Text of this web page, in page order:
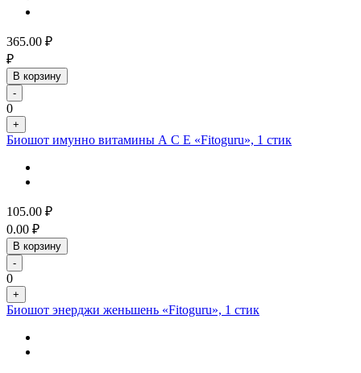
365.00 ₽
₽
В корзину
-
0
+
Биошот имунно витамины А С Е «Fitoguru», 1 стик
105.00 ₽
0.00 ₽
В корзину
-
0
+
Биошот энерджи женьшень «Fitoguru», 1 стик